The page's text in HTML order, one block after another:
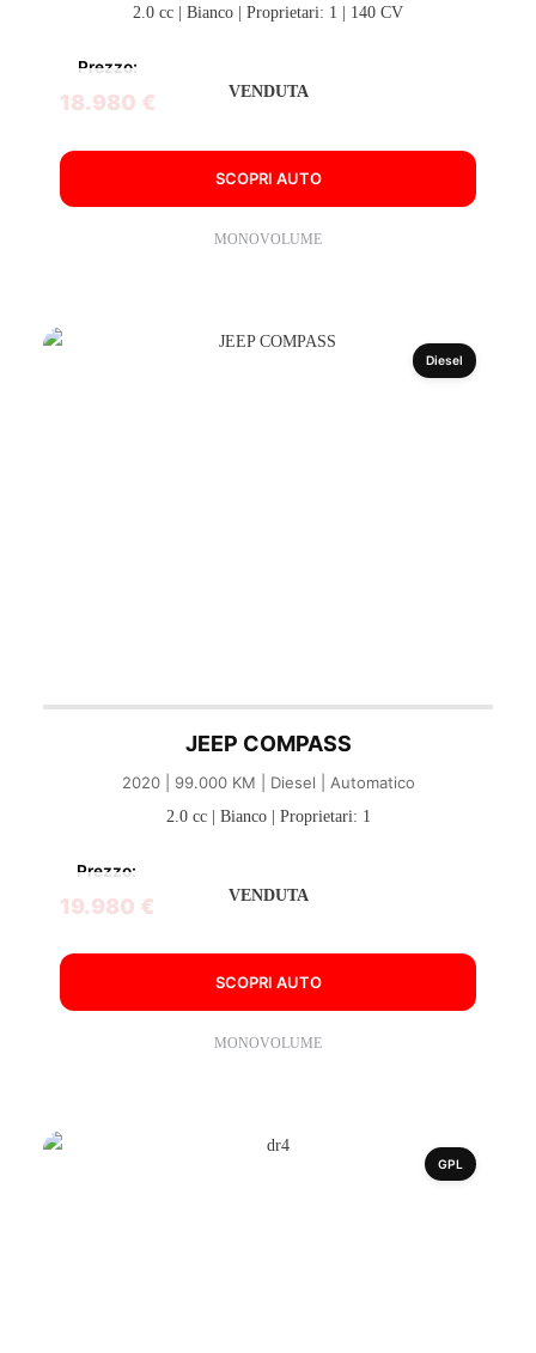
VENDUTA
2.0 cc | Bianco | Proprietari: 1 | 140 CV
Prezzo:
18.980 €
SCOPRI AUTO
MONOVOLUME
VENDUTA
Diesel
JEEP COMPASS
2020 | 99.000 KM | Diesel | Automatico
2.0 cc | Bianco | Proprietari: 1
Prezzo:
19.980 €
SCOPRI AUTO
MONOVOLUME
GPL